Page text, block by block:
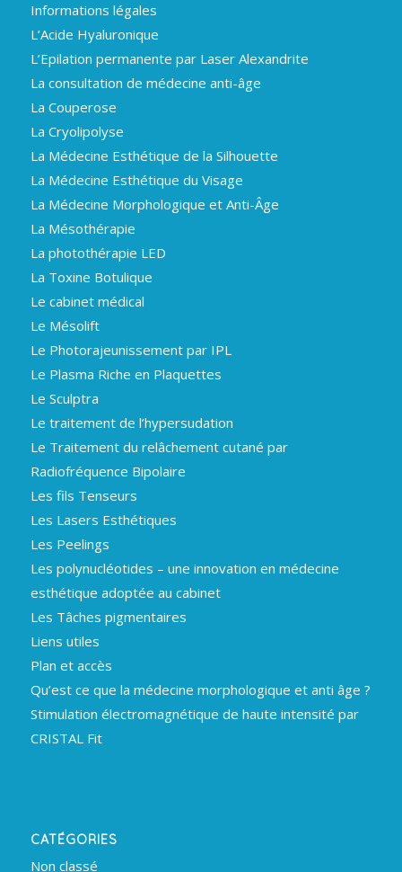
Informations légales
L’Acide Hyaluronique
L’Epilation permanente par Laser Alexandrite
La consultation de médecine anti-âge
La Couperose
La Cryolipolyse
La Médecine Esthétique de la Silhouette
La Médecine Esthétique du Visage
La Médecine Morphologique et Anti-Âge
La Mésothérapie
La photothérapie LED
La Toxine Botulique
Le cabinet médical
Le Mésolift
Le Photorajeunissement par IPL
Le Plasma Riche en Plaquettes
Le Sculptra
Le traitement de l’hypersudation
Le Traitement du relâchement cutané par
Radiofréquence Bipolaire
Les fils Tenseurs
Les Lasers Esthétiques
Les Peelings
Les polynucléotides – une innovation en médecine
esthétique adoptée au cabinet
Les Tâches pigmentaires
Liens utiles
Plan et accès
Qu’est ce que la médecine morphologique et anti âge ?
Stimulation électromagnétique de haute intensité par
CRISTAL Fit
CATÉGORIES
Non classé